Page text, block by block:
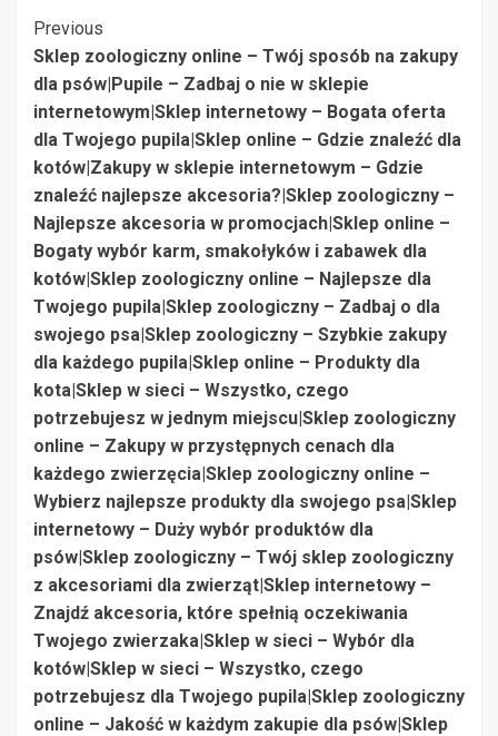
Post
Navigation
Previous
Sklep zoologiczny online – Twój sposób na zakupy
dla psów|Pupile – Zadbaj o nie w sklepie
internetowym|Sklep internetowy – Bogata oferta
dla Twojego pupila|Sklep online – Gdzie znaleźć dla
kotów|Zakupy w sklepie internetowym – Gdzie
znaleźć najlepsze akcesoria?|Sklep zoologiczny –
Najlepsze akcesoria w promocjach|Sklep online –
Bogaty wybór karm, smakołyków i zabawek dla
kotów|Sklep zoologiczny online – Najlepsze dla
Twojego pupila|Sklep zoologiczny – Zadbaj o dla
swojego psa|Sklep zoologiczny – Szybkie zakupy
dla każdego pupila|Sklep online – Produkty dla
kota|Sklep w sieci – Wszystko, czego
potrzebujesz w jednym miejscu|Sklep zoologiczny
online – Zakupy w przystępnych cenach dla
każdego zwierzęcia|Sklep zoologiczny online –
Wybierz najlepsze produkty dla swojego psa|Sklep
internetowy – Duży wybór produktów dla
psów|Sklep zoologiczny – Twój sklep zoologiczny
z akcesoriami dla zwierząt|Sklep internetowy –
Znajdź akcesoria, które spełnią oczekiwania
Twojego zwierzaka|Sklep w sieci – Wybór dla
kotów|Sklep w sieci – Wszystko, czego
potrzebujesz dla Twojego pupila|Sklep zoologiczny
online – Jakość w każdym zakupie dla psów|Sklep